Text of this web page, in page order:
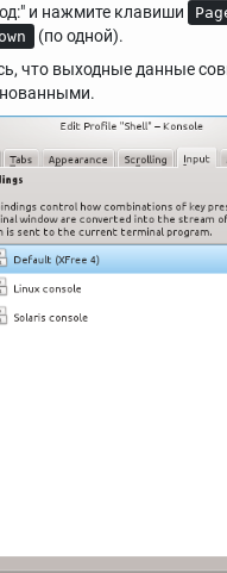
и нажмите клавиши
(по одной).
что выходные данные